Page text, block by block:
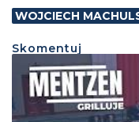
WOJCIECH
Skomentuj